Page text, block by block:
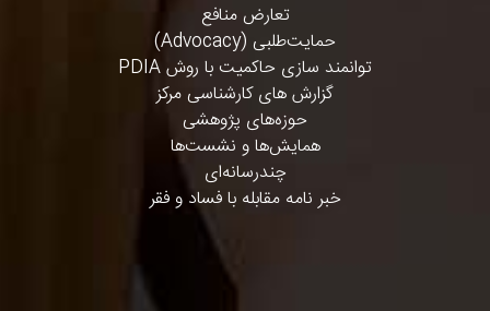
تعارض منافع
حمایت‌طلبی (Advocacy)
توانمند سازی حاکمیت با روش PDIA
گزارش های کارشناسی مرکز
حوزه‌های پژوهشی
همایش‌ها و نشست‌ها
چندرسانه‌ای
خبر نامه مقابله با فساد و فقر